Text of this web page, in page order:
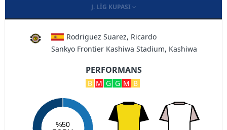
J. LIG KUPASI
Rodriguez Suarez, Ricardo
Sankyo Frontier Kashiwa Stadium, Kashiwa
PERFORMANS
B M G G M B
%50